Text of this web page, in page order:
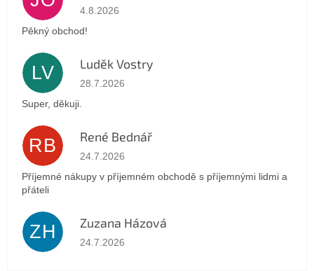
Az áruház értékelése 5-ből 5 csillag.
4.8.2026
Pěkný obchod!
LV Luděk Vostry
Az áruház értékelése 5-ből 5 csillag.
28.7.2026
Super, děkuji.
RB René Bednář
Az áruház értékelése 5-ből 5 csillag.
24.7.2026
Příjemné nákupy v příjemném obchodě s příjemnými lidmi a
přáteli
ZH Zuzana Házová
Az áruház értékelése 5-ből 5 csillag.
24.7.2026